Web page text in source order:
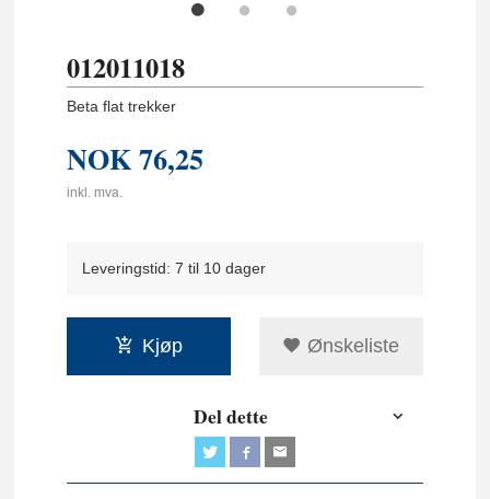
012011018
Beta flat trekker
NOK76,25
inkl. mva.
Leveringstid: 7 til 10 dager
Kjøp Ønskeliste
Del dette